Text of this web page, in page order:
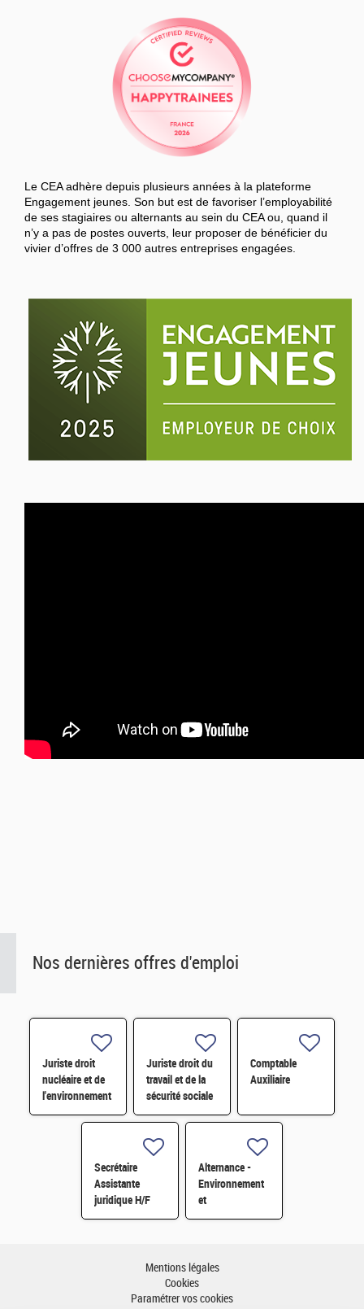
Le CEA adhère depuis plusieurs années à la plateforme
Engagement jeunes. Son but est de favoriser l’employabilité
de ses stagiaires ou alternants au sein du CEA ou, quand il
n’y a pas de postes ouverts, leur proposer de bénéficier du
vivier d’offres de 3 000 autres entreprises engagées.
Nos dernières offres d'emploi
Juriste droit
nucléaire et de
l'environnement
H/F
Juriste droit du
travail et de la
sécurité sociale
H/F
Comptable
Auxiliaire
Secrétaire
Assistante
juridique H/F
Alternance -
Environnement
et
développement
Mentions légales
Cookies
Paramétrer vos cookies